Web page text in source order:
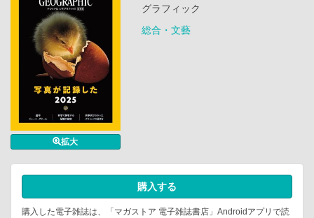
拡大
グラフィック
総合・文藝
購入する
購入した電子雑誌は、「マガストア 電子雑誌書店」Androidアプリで読